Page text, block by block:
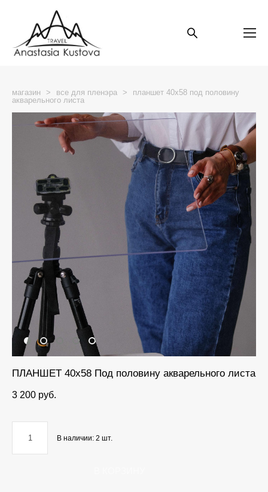
магазин > все для пленэра >
планшет 40х58 под половину
акварельного листа
ПЛАНШЕТ 40х58 Под половину акварельного листа
3 200 pуб.
В наличии: 2 шт.